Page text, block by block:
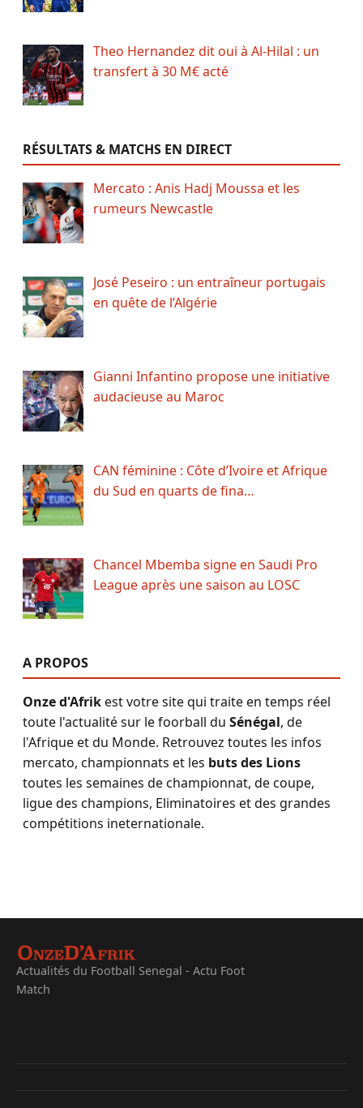
Theo Hernandez dit oui à Al-Hilal : un
transfert à 30 M€ acté
RÉSULTATS & MATCHS EN DIRECT
Mercato : Anis Hadj Moussa et les
rumeurs Newcastle
José Peseiro : un entraîneur portugais
en quête de l’Algérie
Gianni Infantino propose une initiative
audacieuse au Maroc
CAN féminine : Côte d’Ivoire et Afrique
du Sud en quarts de fina…
Chancel Mbemba signe en Saudi Pro
League après une saison au LOSC
A PROPOS
Onze d'Afrikest votre site qui traite en temps réel
toute l'actualité sur le foorball du Sénégal, de
l'Afrique et du Monde. Retrouvez toutes les infos
mercato, championnats et les buts des Lions
toutes les semaines de championnat, de coupe,
ligue des champions, Eliminatoires et des grandes
compétitions ineternationale.
Actualités du Football Senegal - Actu Foot
Match